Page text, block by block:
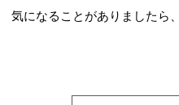
気になることがありましたら